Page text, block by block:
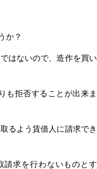
か？
はないので、造作を買い
も拒否することが出来ま
るよう賃借人に請求でき
請求を行わないものとす